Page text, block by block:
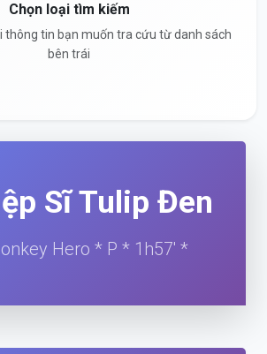
Chọn loại tìm kiếm
thông tin bạn muốn tra cứu từ danh sách
bên trái
Sĩ Tulip Đen
Hero * P * 1h57' *